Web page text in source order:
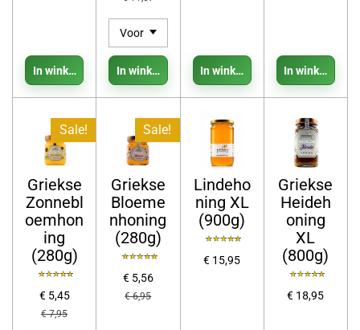
In winkelwagen In winkelwagen In winkelwagen In
Sale!
Griekse
Zonnebl
oemhon
ing
(280g)
€ 5,45
€ 7,95
Sale!
Griekse
Bloeme
nhoning
(280g)
€ 5,56
€ 6,95
Lindeho
ning XL
(900g)
€ 15,95
Griekse
Heideh
oning
XL
(800g)
€ 18,95